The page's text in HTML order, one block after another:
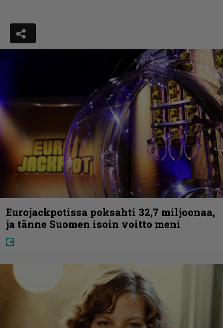
Eurojackpotissa poksahti 32,7 miljoonaa,
ja tänne Suomen isoin voitto meni